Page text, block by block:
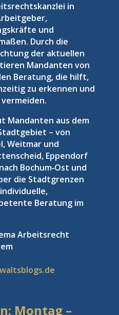
in
und
Durch die
der aktuellen
Mandanten von
Beratung, die hilft,
zu erkennen und
Mandanten aus dem
– von
Weitmar und
Eppendorf
Bochum‑Ost und
die Stadtgrenzen
Beratung im
Arbeitsrecht
Montag –